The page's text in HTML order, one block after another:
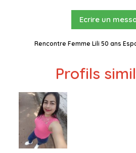
Ecrire un
Rencontre Femme Lili 50 ans
Profils